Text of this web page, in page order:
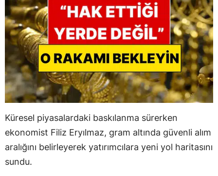
Küresel piyasalardaki baskılanma sürerken
ekonomist Filiz Eryılmaz, gram altında güvenli alım
aralığını belirleyerek yatırımcılara yeni yol haritasını
sundu.